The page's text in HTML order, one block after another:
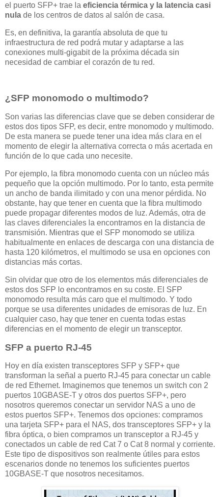
el puerto SFP+ trae la eficiencia térmica y la latencia casi
nula de los centros de datos al salón de casa.
Es, en definitiva, la garantía absoluta de que tu
infraestructura de red podrá mutar y adaptarse a las
conexiones multi-gigabit de la próxima década sin
necesidad de cambiar el corazón de tu red.
¿SFP monomodo o multimodo?
Son varias las diferencias clave que se deben considerar de
estos dos tipos SFP, es decir, entre monomodo y multimodo.
De esta manera se puede tener una idea más clara en el
momento de elegir la alternativa correcta o más acertada en
función de lo que cada uno necesite.
Por ejemplo, la fibra monomodo cuenta con un núcleo más
pequeño que la opción multimodo. Por lo tanto, esta permite
un ancho de banda ilimitado y con una menor pérdida. No
obstante, hay que tener en cuenta que la fibra multimodo
puede propagar diferentes modos de luz. Además, otra de
las claves diferenciales la encontramos en la distancia de
transmisión. Mientras que el SFP monomodo se utiliza
habitualmente en enlaces de descarga con una distancia de
hasta 120 kilómetros, el multimodo se usa en opciones con
distancias más cortas.
Sin olvidar que otro de los elementos más diferenciales de
estos dos SFP lo encontramos en su coste. El SFP
monomodo resulta más caro que el multimodo. Y todo
porque se usa diferentes unidades de emisoras de luz. En
cualquier caso, hay que tener en cuenta todas estas
diferencias en el momento de elegir un transceptor.
SFP a puerto RJ-45
Hoy en día existen transceptores SFP y SFP+ que
transforman la señal a puerto RJ-45 para conectar un cable
de red Ethernet. Imaginemos que tenemos un switch con 2
puertos 10GBASE-T y otros dos puertos SFP+, pero
nosotros queremos conectar un servidor NAS a uno de
estos puertos SFP+. Tenemos dos opciones: compramos
una tarjeta SFP+ para el NAS, dos transceptores SFP+ y la
fibra óptica, o bien compramos un transceptor a RJ-45 y
conectados un cable de red Cat 7 o Cat 8 normal y corriente.
Este tipo de dispositivos son realmente útiles para estos
escenarios donde no tenemos los suficientes puertos
10GBASE-T que nosotros necesitamos.